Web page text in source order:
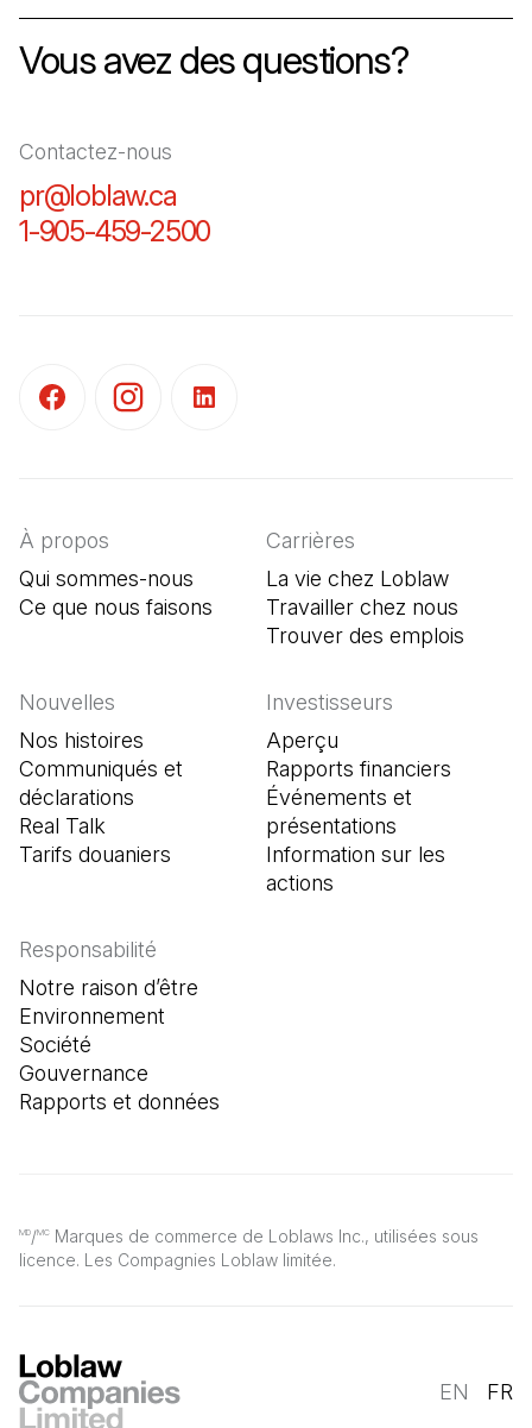
Vous avez des questions?
Contactez-nous
pr@loblaw.ca
1-905-459-2500
MD/MC Marques de commerce de Loblaws Inc., utilisées sous
licence. Les Compagnies Loblaw limitée.
À propos
Qui sommes-nous
Ce que nous faisons
Carrières
La vie chez Loblaw
Travailler chez nous
Trouver des emplois
Nouvelles
Nos histoires
Communiqués et
déclarations
Real Talk
Tarifs douaniers
Investisseurs
Aperçu
Rapports financiers
Événements et
présentations
Information sur les
actions
Responsabilité
Notre raison d’être
Environnement
Société
Gouvernance
Rapports et données
EN FR